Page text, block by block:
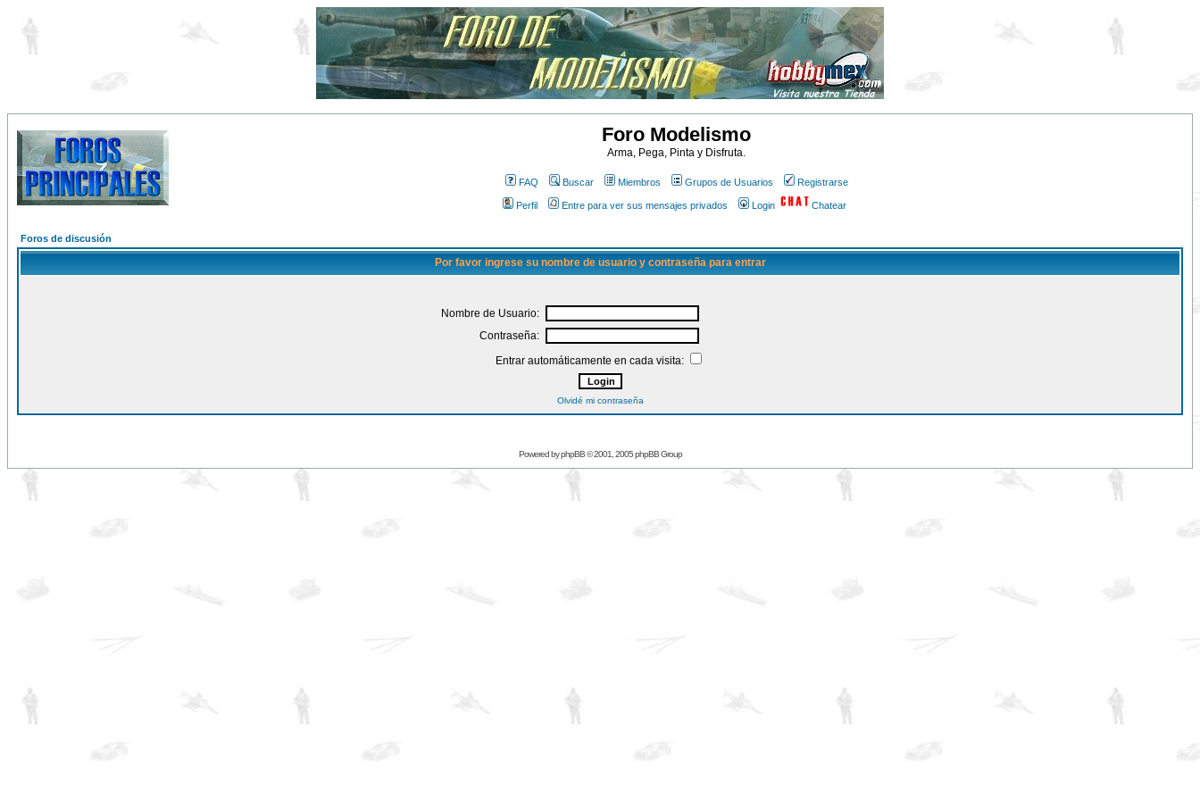
Foro Modelismo
Arma, Pega, Pinta y Disfruta.
FAQ Buscar Miembros Grupos de Usuarios Registrarse
Perfil Entre para ver sus mensajes privados Login Chatear
Foros de discusión
Por favor ingrese su nombre de usuario y contraseña para entrar
Nombre de Usuario:
Contraseña:
Entrar automáticamente en cada visita:
Olvidé mi contraseña
Powered byphpBB© 2001, 2005 phpBB Group